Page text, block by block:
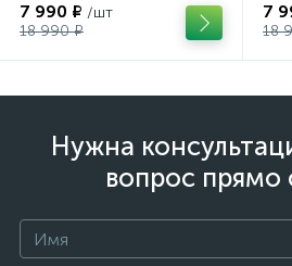
7 990 ₽ /шт
18 990 ₽
7
18
Нужна
вопрос прямо